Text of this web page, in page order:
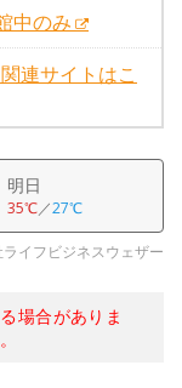
中のみ
連サイトはこ
明日
35℃／27℃
イフビジネスウェザー
場合がありま